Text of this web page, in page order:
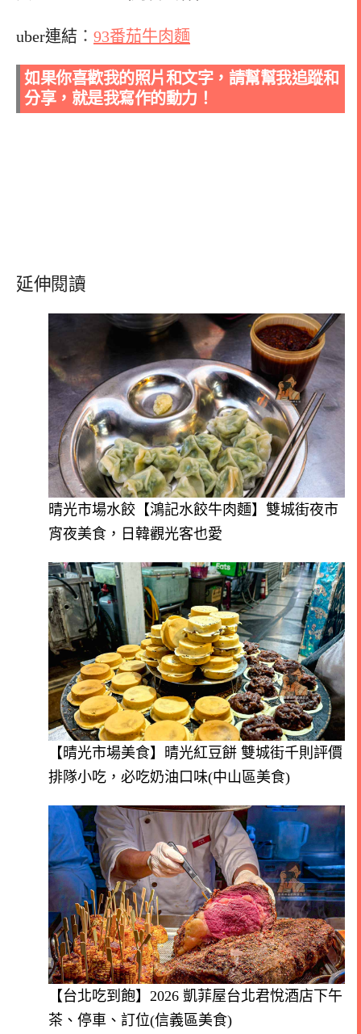
uber連結 ： 93番茄牛肉麵
如果你喜歡我的照片和文字，請幫幫我追蹤和
分享，就是我寫作的動力！
延伸閱讀
晴光市場水餃【鴻記水餃牛肉麵】雙城街夜市
宵夜美食，日韓觀光客也愛
【晴光市場美食】晴光紅豆餅 雙城街千則評價
排隊小吃，必吃奶油口味(中山區美食)
【台北吃到飽】2026 凱菲屋台北君悅酒店下午
茶、停車、訂位(信義區美食)